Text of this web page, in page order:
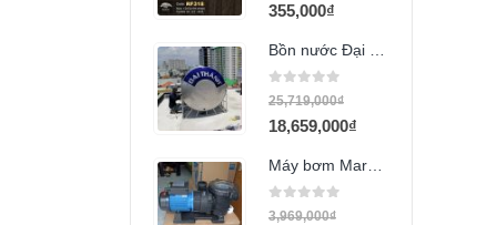
355,000₫
Bồn nước Đại Thành 6000L ngang
0out of 5
25,719,000₫
18,659,000₫
Máy bơm Maro STP-150
0 out of 5
3,969,000₫